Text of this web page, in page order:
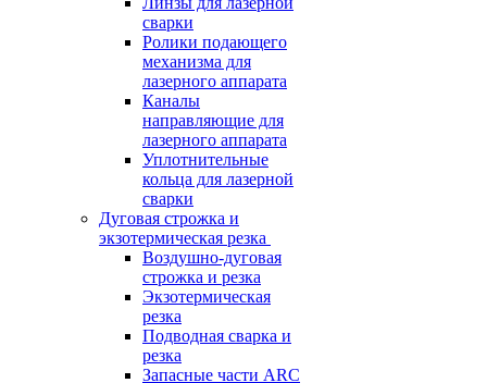
сварки
Ролики подающего
механизма для
лазерного аппарата
Каналы
направляющие для
лазерного аппарата
Уплотнительные
кольца для лазерной
сварки
Дуговая строжка и
экзотермическая резка
Воздушно-дуговая
строжка и резка
Экзотермическая
резка
Подводная сварка и
резка
Запасные части ARC